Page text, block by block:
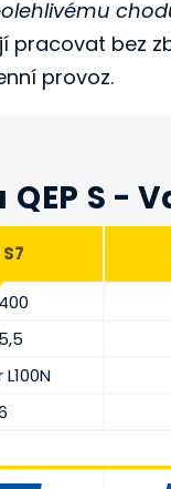
pracovat bez
provoz.
S -
S7